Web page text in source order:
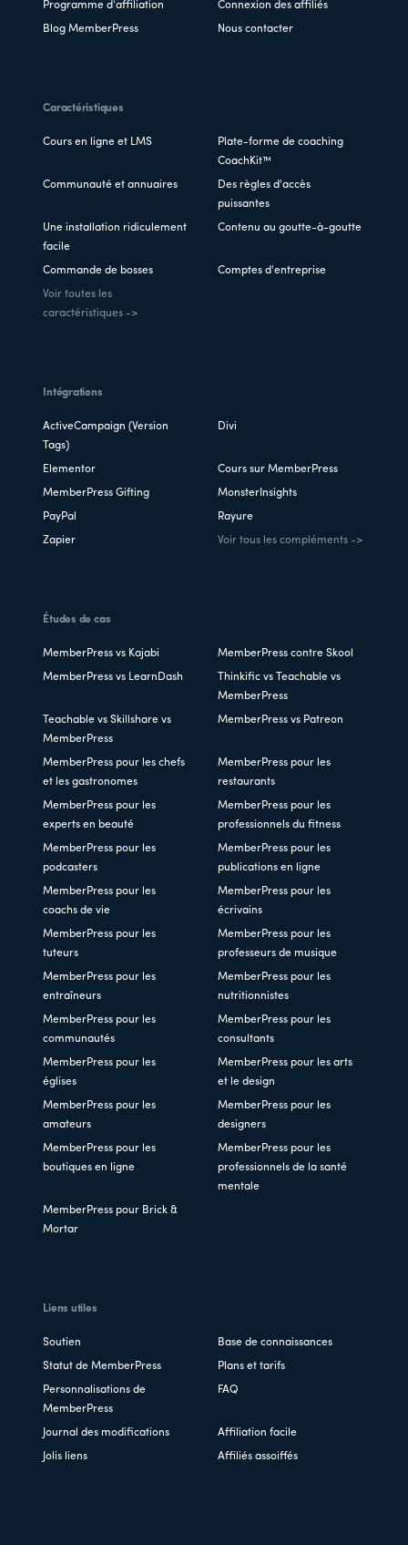
Programme d'affiliation Connexion des affiliés
Blog MemberPress Nous contacter
Caractéristiques
Cours en ligne et LMS
Plate-forme de coaching
CoachKit™
Communauté et annuaires
Des règles d'accès
puissantes
Une installation ridiculement
facile
Contenu au goutte-à-goutte
Commande de bosses Comptes d'entreprise
Voir toutes les
caractéristiques ->
Intégrations
ActiveCampaign (Version
Tags)
Divi
Elementor Cours sur MemberPress
MemberPress Gifting MonsterInsights
PayPal Rayure
Zapier Voir tous les compléments ->
Études de cas
MemberPress vs Kajabi MemberPress contre Skool
MemberPress vs LearnDash
Thinkific vs Teachable vs
MemberPress
Teachable vs Skillshare vs
MemberPress
MemberPress vs Patreon
MemberPress pour les chefs
et les gastronomes
MemberPress pour les
restaurants
MemberPress pour les
experts en beauté
MemberPress pour les
professionnels du fitness
MemberPress pour les
podcasters
MemberPress pour les
publications en ligne
MemberPress pour les
coachs de vie
MemberPress pour les
écrivains
MemberPress pour les
tuteurs
MemberPress pour les
professeurs de musique
MemberPress pour les
entraîneurs
MemberPress pour les
nutritionnistes
MemberPress pour les
communautés
MemberPress pour les
consultants
MemberPress pour les
églises
MemberPress pour les arts
et le design
MemberPress pour les
amateurs
MemberPress pour les
designers
MemberPress pour les
boutiques en ligne
MemberPress pour les
professionnels de la santé
mentale
MemberPress pour Brick &
Mortar
Liens utiles
Soutien Base de connaissances
Statut de MemberPress Plans et tarifs
Personnalisations de
MemberPress
FAQ
Journal des modifications Affiliation facile
Jolis liens Affiliés assoiffés